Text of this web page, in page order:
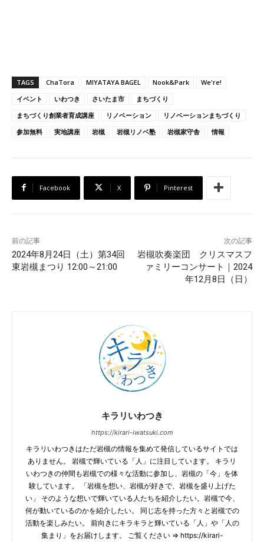
TAGS ChaTora MIYATAYA BAGEL Nook&Park
We're!
イベント
いわつき さいたま市
まちづくり
まちづくり創業者育成講座
リノベーション
リノベーションまちづくり
参加無料
実地講座 岩槻 岩槻リノベ塾 岩槻家守舎 情報
Facebook X Pinterest
前の記事
2024年8月24日（土）第34回
東岩槻まつり 12:00～21:00
次の記事
岩槻吹奏楽団 クリスマスフ
ァミリーコンサート｜2024
年12月8日（日）
キラリいわつき
https://kirari-iwatsuki.com
キラリいわつきはただ岩槻の情報を集めて発信しているサイトでは
ありません。 岩槻で輝いている「人」に注目しています。 キラリ
いわつきの仲間も岩槻での様々な活動に参加し、岩槻の「今」を体
験しています。 「岩槻を想い、岩槻が好きで、岩槻を盛り上げた
い」 そのような想いで輝いている人たちを紹介したい。岩槻で今、
何が動いているのかを紹介したい。 同じ志を持った方々と岩槻での
活動を楽しみたい。 前向きにキラキラと輝いている「人」や「人の
集まり」をお届けします。 ご覧ください ⇒ https://kirari-